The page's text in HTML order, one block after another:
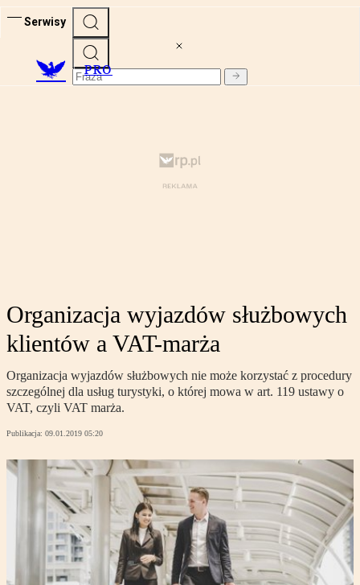
Serwisy
PRO
Organizacja wyjazdów służbowych
klientów a VAT-marża
Organizacja wyjazdów służbowych nie może korzystać z procedury
szczególnej dla usług turystyki, o której mowa w art. 119 ustawy o
VAT, czyli VAT marża.
Publikacja: 09.01.2019 05:20